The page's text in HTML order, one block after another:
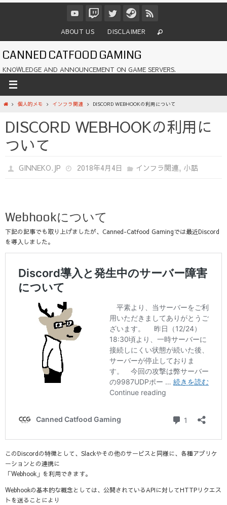
へ
ス
プ
ABOUT US DISCLAIMER
CANNED CATFOOD GAMING
KNOWLEDGE AND ANNOUNCEMENT ON GAME SERVERS.
ホ 個人的メモ インフラ関連 DISCORD WEBHOOKの利用について
DISCORD WEBHOOKの利用に
ついて
GINNEKO.JP 2018年4月4日 インフラ関連, 小話
Webhookについて
下記の記事でも取り上げましたが、Canned-Catfood Gamingでは最近Discord
を導入しました。
このDiscordの特徴として、Slackやその他のサービスと同様に、各種アプリケ
ーションとの連携に
「Webhook」を利用できます。
Webhookの基本的な概念としては、公開されているAPIに対してHTTPリクエス
トを送ることにより